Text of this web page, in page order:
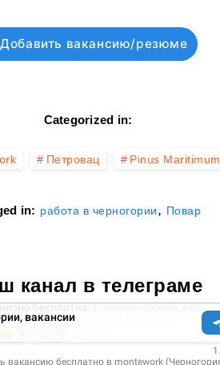
Добавить вакансию/резюме
Categorized in:
Петровац Pinus Maritimum
in: работа в черногории, Повар
канал в телеграме